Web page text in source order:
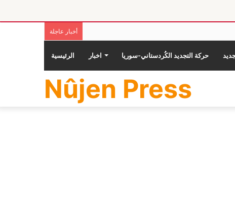
أخبار عاجلة
الرئيسية اخبار حركة التجديد الكُردستاني-سوريا
Nûjen Press